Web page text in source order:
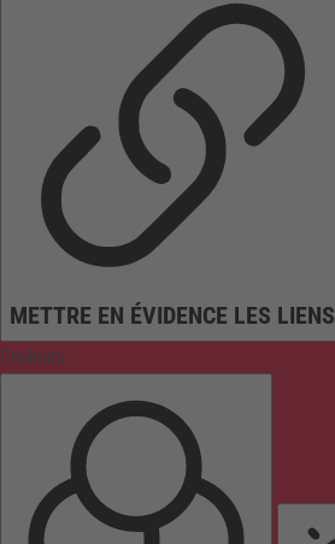
METTRE EN ÉVIDENCE LES LIENS
Couleurs